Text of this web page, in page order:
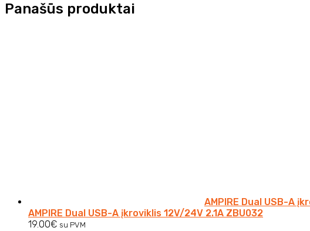
Panašūs produktai
AMPIRE Dual USB-A
AMPIRE Dual USB-A įkroviklis 12V/24V 2.1A ZBU032
19.00€ su PVM